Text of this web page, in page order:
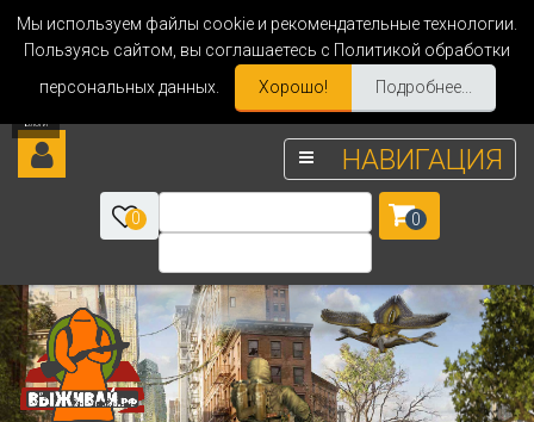
Мы используем файлы cookie и рекомендательные технологии.
Пользуясь сайтом, вы соглашаетесь с Политикой обработки
персональных данных.
Хорошо! Подробнее...
НАВИГАЦИЯ
0 0